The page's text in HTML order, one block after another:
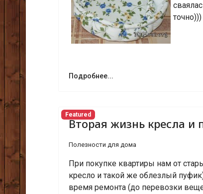
Подробнее...
Featured
Вторая жизнь кресла и
Полезности для дома
При покупке квартиры нам от
кресло и такой же облезлый
время ремонта (до перевозки